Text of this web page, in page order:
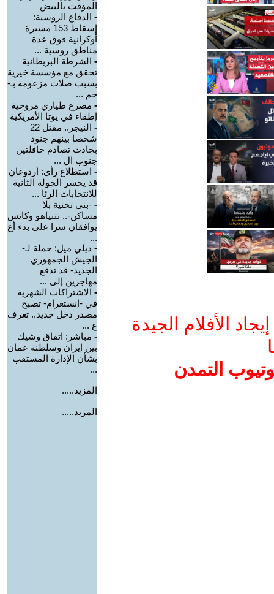
الأفلام الجيدة
التمدن
المؤقت بالبيض
- الدفاع الروسية:
إسقاط 153 مسيرة
أوكرانية فوق عدة
مناطق روسية ...
- الشرطة البريطانية
تحقق مع مؤسسة خيرية
بسبب صلات مزعومة بـ-
حم ...
- مصرع طياري مروحية
إطفاء في يوتا الأمريكية
-
النيجر.. مقتل 22
شخصا بينهم جنود
بحادث تصادم حافلتين
جنوب ال ...
- استطلاع رأي: أردوغان
قد يخسر الجولة الثانية
للانتخابات الرئا ...
- -بنى تحتية بلا
مساكن-.. نتنياهو وكاتس
يوافقان سرا على بدء أع
...
- ديلي ميل: حملة لـ-
الجيش الجمهوري
الجديد- قد تدفع
مهاجرين إلى ...
- الاشتراكات الشهرية
في -إنستغرام- تصبح
مصدر دخل جديد.. تعرف
ع ...
- مباشر: اتفاق وشيك
بين إيران وسلطنة عمان
بشأن الإدارة المستقب
...
المزيد.....
المزيد.....